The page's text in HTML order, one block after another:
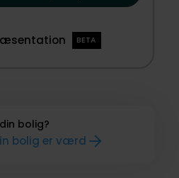
BETA
bolig?
bolig er værd